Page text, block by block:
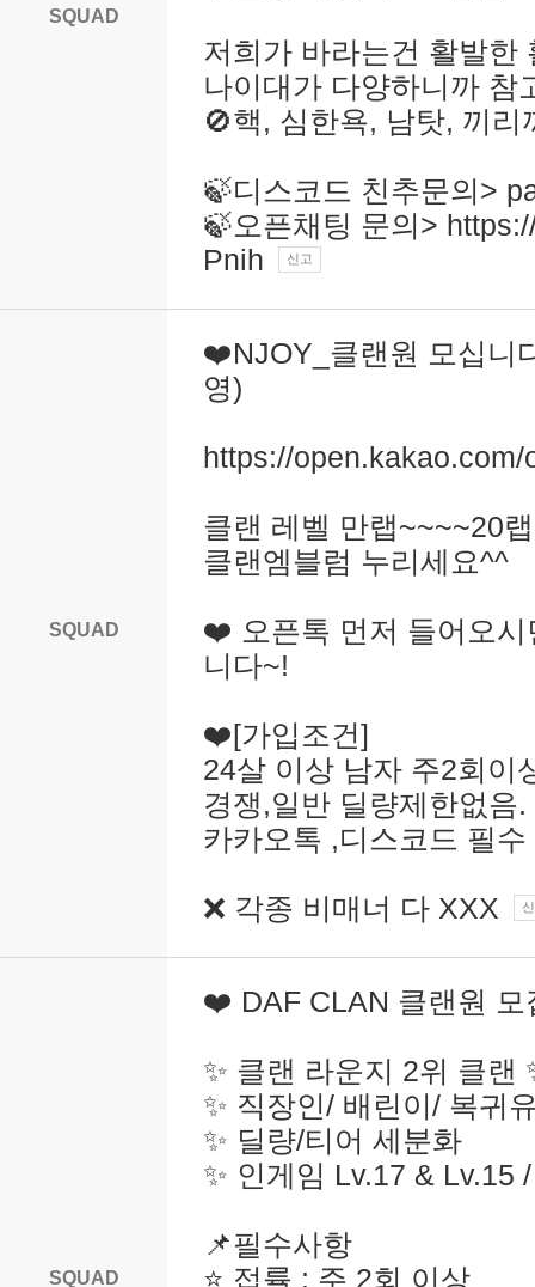
SQUAD
저희가 바라는건 활발한
나이대가 다양하니까 참
🚫핵, 심한욕, 남탓, 끼리
🍃디스코드 친추문의>
🍃오픈채팅 문의>
Pnih
신고
SQUAD
❤️NJOY_클랜원 모십니
영)
https://open.kakao.com/
클랜 레벨 만랩~~~~20
클랜엠블럼 누리세요^^
❤️ 오픈톡 먼저 들어오시
니다~!
❤️[가입조건]
24살 이상 남자 주2회이
경쟁,일반 딜량제한없음
카카오톡 ,디스코드 필수
❌ 각종 비매너 다 XXX
SQUAD
❤️ DAF CLAN 클랜원
✨ 클랜 라운지 2위 클랜
✨ 직장인/ 배린이/ 복귀
✨ 딜량/티어 세분화
✨ 인게임 Lv.17 & Lv.15
📌필수사항
⭐ 접률 : 주 2회 이상